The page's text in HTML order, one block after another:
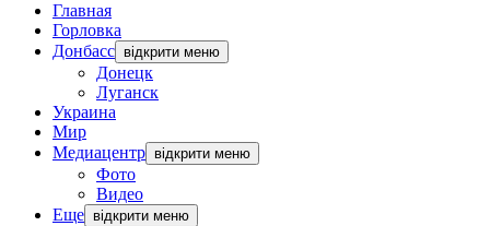
Главная
Горловка
Донбасс відкрити меню
Донецк
Луганск
Украина
Мир
Медиацентр відкрити меню
Фото
Видео
Еще відкрити меню